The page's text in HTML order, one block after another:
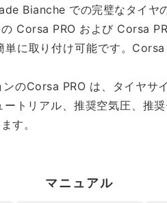
Bianche での完璧なタイヤの
Corsa PRO および Corsa
に取り付け可能です。
のCorsa PRO は、タイヤサ
トリアル、推奨空気圧、推
す。
マニュアル